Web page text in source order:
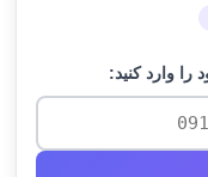
را وارد کنید: